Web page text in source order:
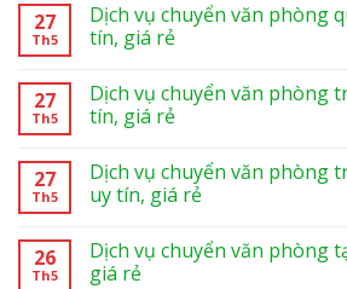
27
Th5
Dịch vụ chuyển văn phòng
tín, giá rẻ
27
Th5
Dịch vụ chuyển văn phòng
tín, giá rẻ
27
Th5
Dịch vụ chuyển văn phòng
uy tín, giá rẻ
26
Th5
Dịch vụ chuyển văn phòng
giá rẻ